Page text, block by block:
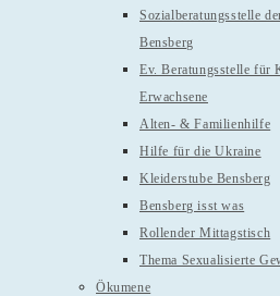
Sozialberatungsstelle
Bensberg
Ev. Beratungsstelle für
Erwachsene
Alten- & Familienhilfe
Hilfe für die Ukraine
Kleiderstube Bensberg
Bensberg isst was
Rollender Mittagstisch
Thema Sexualisierte
Ökumene